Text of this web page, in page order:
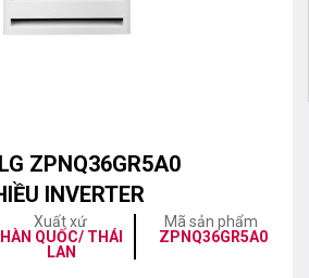
ZPNQ36GR5A0
INVERTER
Xuất xứ
HÀN QUỐC/ THÁI
LAN
Mã sản phẩm
ZPNQ36GR5A0